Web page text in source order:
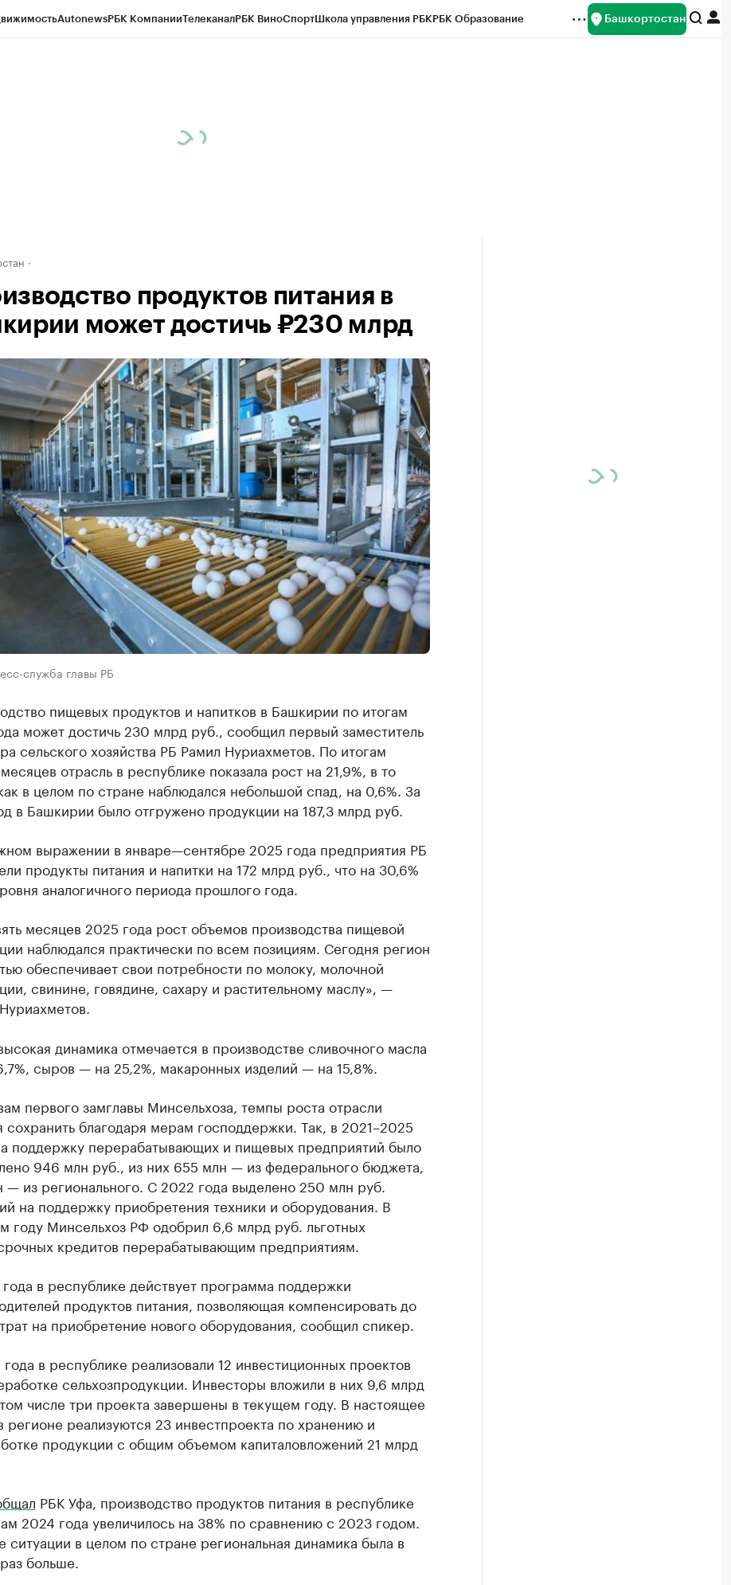
AutonewsРБК КомпанииТелеканалРБК ВиноСпортШкола управления РБКРБК Образование Башкортостан
продуктов питания в
может достичь ₽230 млрд
служба главы РБ
пищевых продуктов и напитков в Башкирии по итогам
может достичь 230 млрд руб., сообщил первый заместитель
сельского хозяйства РБ Рамил Нуриахметов. По итогам
отрасль в республике показала рост на 21,9%, в то
в целом по стране наблюдался небольшой спад, на 0,6%. За
в Башкирии было отгружено продукции на 187,3 млрд руб.
выражении в январе—сентябре 2025 года предприятия РБ
продукты питания и напитки на 172 млрд руб., что на 30,6%
аналогичного периода прошлого года.
месяцев 2025 года рост объемов производства пищевой
наблюдался практически по всем позициям. Сегодня регион
обеспечивает свои потребности по молоку, молочной
свинине, говядине, сахару и растительному маслу», —
динамика отмечается в производстве сливочного масла
сыров — на 25,2%, макаронных изделий — на 15,8%.
первого замглавы Минсельхоза, темпы роста отрасли
сохранить благодаря мерам господдержки. Так, в 2021–2025
поддержку перерабатывающих и пищевых предприятий было
946 млн руб., из них 655 млн — из федерального бюджета,
— из регионального. С 2022 года выделено 250 млн руб.
на поддержку приобретения техники и оборудования. В
году Минсельхоз РФ одобрил 6,6 млрд руб. льготных
кредитов перерабатывающим предприятиям.
в республике действует программа поддержки
продуктов питания, позволяющая компенсировать до
на приобретение нового оборудования, сообщил спикер.
в республике реализовали 12 инвестиционных проектов
сельхозпродукции. Инвесторы вложили в них 9,6 млрд
числе три проекта завершены в текущем году. В настоящее
регионе реализуются 23 инвестпроекта по хранению и
продукции с общим объемом капиталовложений 21 млрд
РБК Уфа, производство продуктов питания в республике
2024 года увеличилось на 38% по сравнению с 2023 годом.
ситуации в целом по стране региональная динамика была в
больше.